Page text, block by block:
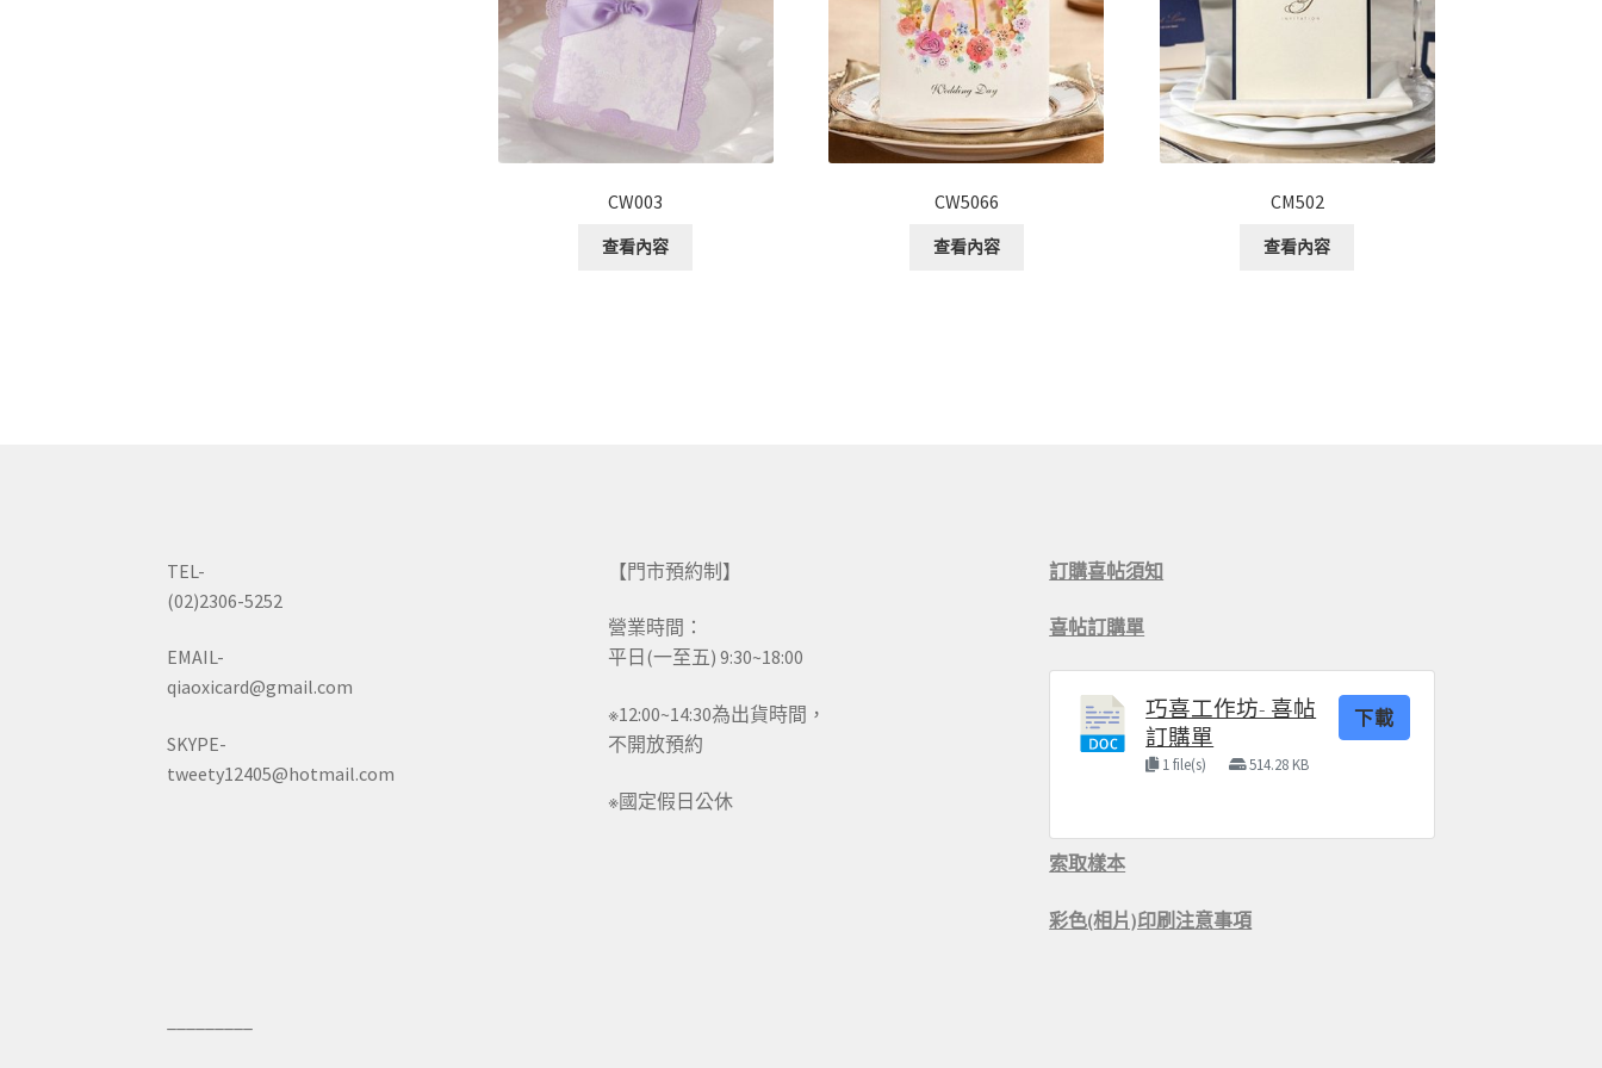
CW003
查看內容
CW5066
查看內容
CM502
查看內容
TEL-
(02)2306-5252
EMAIL-
qiaoxicard@gmail.com
SKYPE-
tweety12405@hotmail.com
【門市預約制】
營業時間：
平日(一至五) 9:30~18:00
※12:00~14:30為出貨時間，
不開放預約
※國定假日公休
訂購喜帖須知
喜帖訂購單
巧喜工作坊- 喜帖
訂購單
1 file(s) 514.28 KB
下載
索取樣本
彩色(相片)印刷注意事項